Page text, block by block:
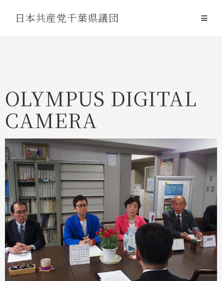
日本共産党千葉県議団
OLYMPUS DIGITAL
CAMERA